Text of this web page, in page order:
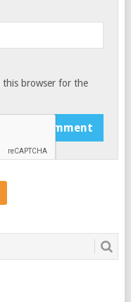
this browser for the